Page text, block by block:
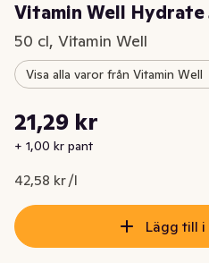
Vitamin Well
50 cl, Vitamin Well
Visa alla varor från Vitamin Well
Nuvarande pris är: 21,29 kr
21,29 kr
+ 1,00 kr pant
42,58 kr /l
Styckpris: 42,58 kr /l
Lägg till